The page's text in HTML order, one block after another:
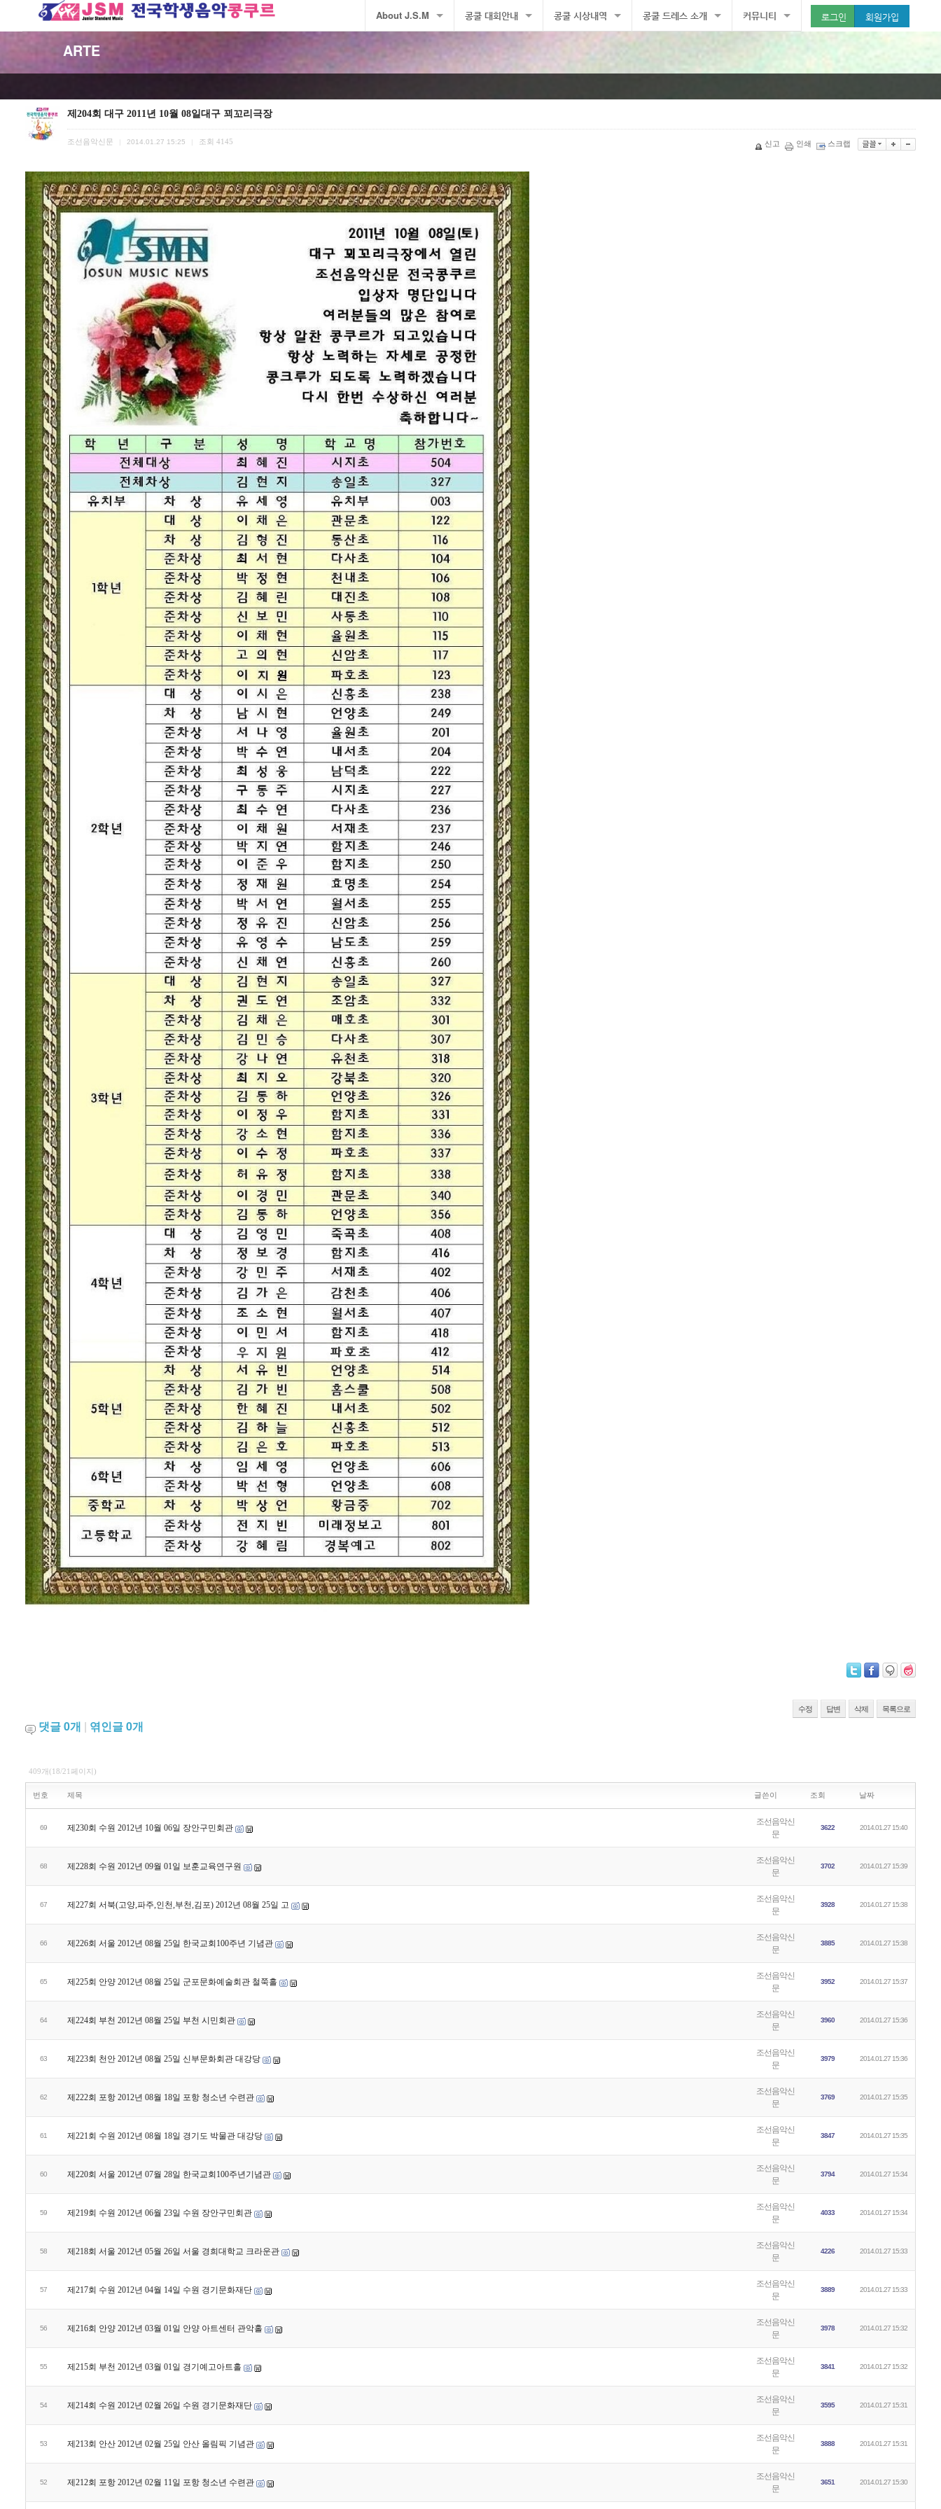
About J.S.M
Company profile
콩쿨 대회안내
콩쿨 대회안내
콩쿨 시상내역
수상자사진
콩쿨 드레스 소개
트로피
커뮤니티
공지사항
피아노의 모든 것
로그인 회원가입
ARTE
제204회 대구 2011년 10월 08일대구 꾀꼬리극장
조선음악신문 2014.01.27 15:25 조회 4145 신고 인쇄 스크랩
수정 답변 삭제 목록으로
댓글0개 | 엮인글0개
409개(18/21페이지)
번호 제목 글쓴이 조회 날짜
69 제230회 수원 2012년 10월 06일 장안구민회관
조선음악신
문
3622 2014.01.27 15:40
68 제228회 수원 2012년 09월 01일 보훈교육연구원
조선음악신
문
3702 2014.01.27 15:39
67 제227회 서북(고양,파주,인천,부천,김포) 2012년 08월 25일 고
조선음악신
문
3928 2014.01.27 15:38
66 제226회 서울 2012년 08월 25일 한국교회100주년 기념관
조선음악신
문
3885 2014.01.27 15:38
65 제225회 안양 2012년 08월 25일 군포문화예술회관 철쭉홀
조선음악신
문
3952 2014.01.27 15:37
64 제224회 부천 2012년 08월 25일 부천 시민회관
조선음악신
문
3960 2014.01.27 15:36
63 제223회 천안 2012년 08월 25일 신부문화회관 대강당
조선음악신
문
3979 2014.01.27 15:36
62 제222회 포항 2012년 08월 18일 포항 청소년 수련관
조선음악신
문
3769 2014.01.27 15:35
61 제221회 수원 2012년 08월 18일 경기도 박물관 대강당
조선음악신
문
3847 2014.01.27 15:35
60 제220회 서울 2012년 07월 28일 한국교회100주년기념관
조선음악신
문
3794 2014.01.27 15:34
59 제219회 수원 2012년 06월 23일 수원 장안구민회관
조선음악신
문
4033 2014.01.27 15:34
58 제218회 서울 2012년 05월 26일 서울 경희대학교 크라운관
조선음악신
문
4226 2014.01.27 15:33
57 제217회 수원 2012년 04월 14일 수원 경기문화재단
조선음악신
문
3889 2014.01.27 15:33
56 제216회 안양 2012년 03월 01일 안양 아트센터 관악홀
조선음악신
문
3978 2014.01.27 15:32
55 제215회 부천 2012년 03월 01일 경기예고아트홀
조선음악신
문
3841 2014.01.27 15:32
54 제214회 수원 2012년 02월 26일 수원 경기문화재단
조선음악신
문
3595 2014.01.27 15:31
53 제213회 안산 2012년 02월 25일 안산 올림픽 기념관
조선음악신
문
3888 2014.01.27 15:31
52 제212회 포항 2012년 02월 11일 포항 청소년 수련관
조선음악신
문
3651 2014.01.27 15:30